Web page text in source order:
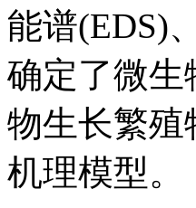
能谱(EDS)
确定了微生
物生长繁殖
机理模型。